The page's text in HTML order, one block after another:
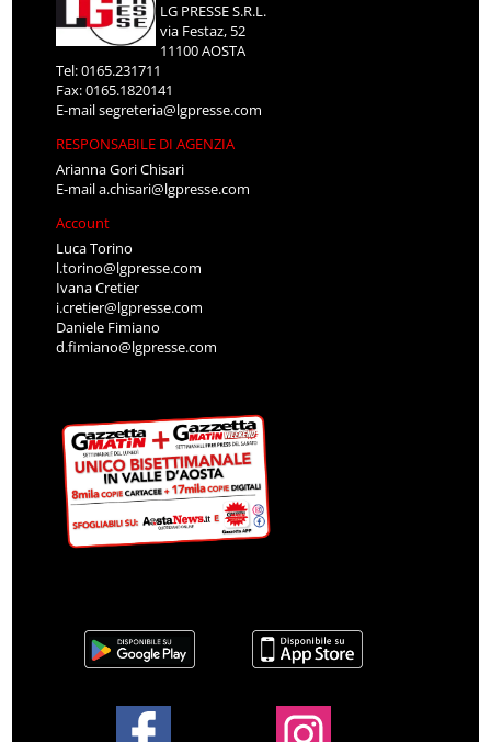
LG PRESSE S.R.L.
via Festaz, 52
11100 AOSTA
Tel: 0165.231711
Fax: 0165.1820141
E-mailsegreteria@lgpresse.com
RESPONSABILE DI AGENZIA
Arianna Gori Chisari
E-maila.chisari@lgpresse.com
Account
Luca Torino
l.torino@lgpresse.com
Ivana Cretier
i.cretier@lgpresse.com
Daniele Fimiano
d.fimiano@lgpresse.com